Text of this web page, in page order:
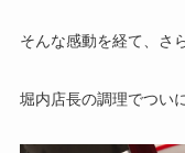
そんな感動を経て、さ
堀内店長の調理でつい